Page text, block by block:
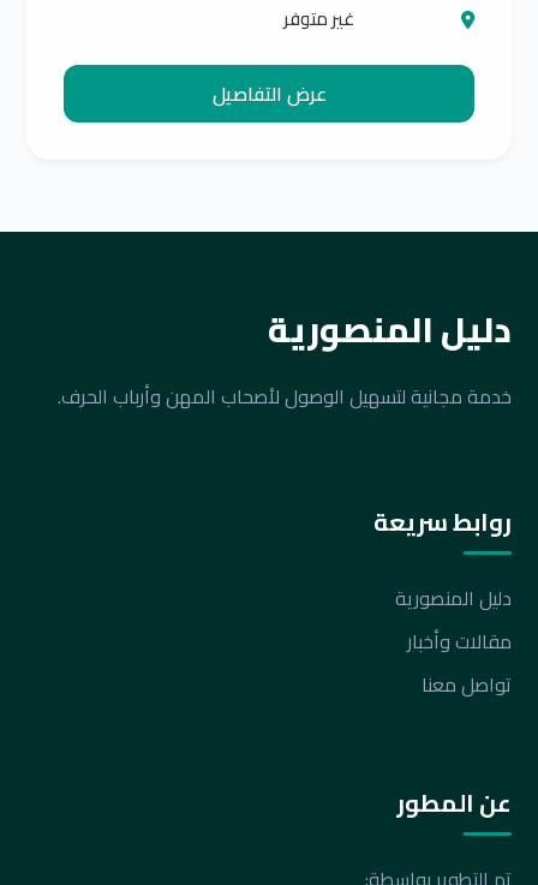
غير متوفر
عرض التفاصيل
دليل المنصورية
خدمة مجانية لتسهيل الوصول لأصحاب المهن وأرباب الحرف.
روابط سريعة
دليل المنصورية
مقالات وأخبار
تواصل معنا
عن المطور